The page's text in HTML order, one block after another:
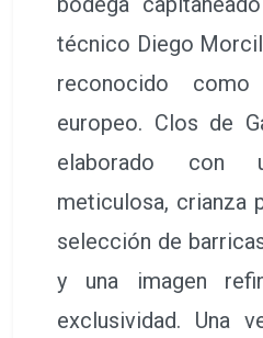
técnico Diego
reconocido
europeo. Clos de
elaborado con
meticulosa, crianza
selección de
y una imagen
exclusividad. Una